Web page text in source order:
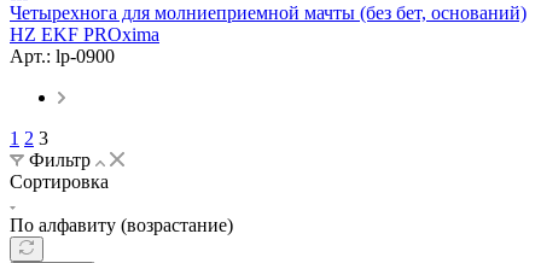
Четырехнога для молниеприемной мачты (без бет, oснований)
HZ EKF PROxima
Арт.: lp-0900
1 2 3
Фильтр
Сортировка
По алфавиту (возрастание)